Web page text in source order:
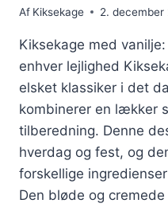
Af Kiksekage 2. december
Kiksekage med
enhver lejlighed
elsket klassiker i det
kombinerer en lækker
tilberedning. Denne
hverdag og fest, og
forskellige
Den bløde og